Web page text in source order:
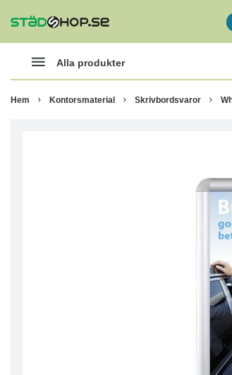
Alla produkter
Hem Kontorsmaterial Skrivbordsvaror